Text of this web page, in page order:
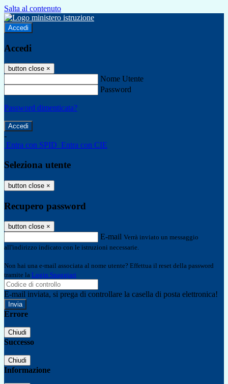
Salta al contenuto
Accedi
Accedi
button close ×
Nome Utente
Password
Password dimenticata?
-
Entra con SPID Entra con CIE
Seleziona utente
button close ×
Recupero password
button close ×
E-mail Verrà inviato un messaggio
all'indirizzo indicato con le istruzioni necessarie.
Non hai una e-mail associata al nome utente? Effettua il reset della password
tramite la Login Spaggiari
E-mail inviata, si prega di controllare la casella di posta elettronica!
Errore
Chiudi
Successo
Chiudi
Informazione